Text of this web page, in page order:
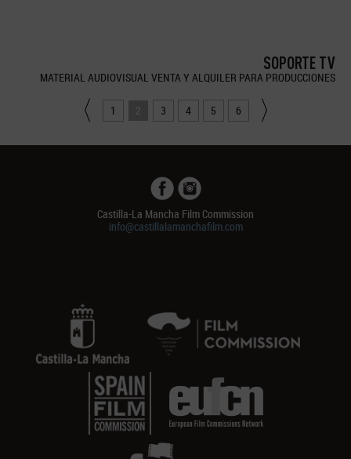
SOPORTE TV
MATERIAL AUDIOVISUAL VENTA Y ALQUILER PARA PRODUCCIONES
1 2 3 4 5 6
Castilla-La Mancha Film Commission
info@castillalamanchafilm.com